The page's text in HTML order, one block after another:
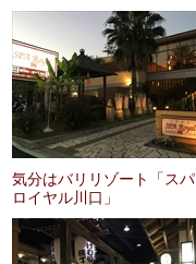
気分はバリリゾート「スパ
ロイヤル川口」